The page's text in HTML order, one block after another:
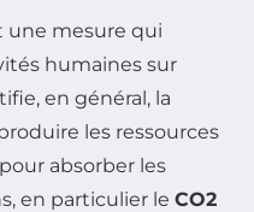
une mesure qui
humaines sur
en général, la
les ressources
absorber les
en particulier le CO2